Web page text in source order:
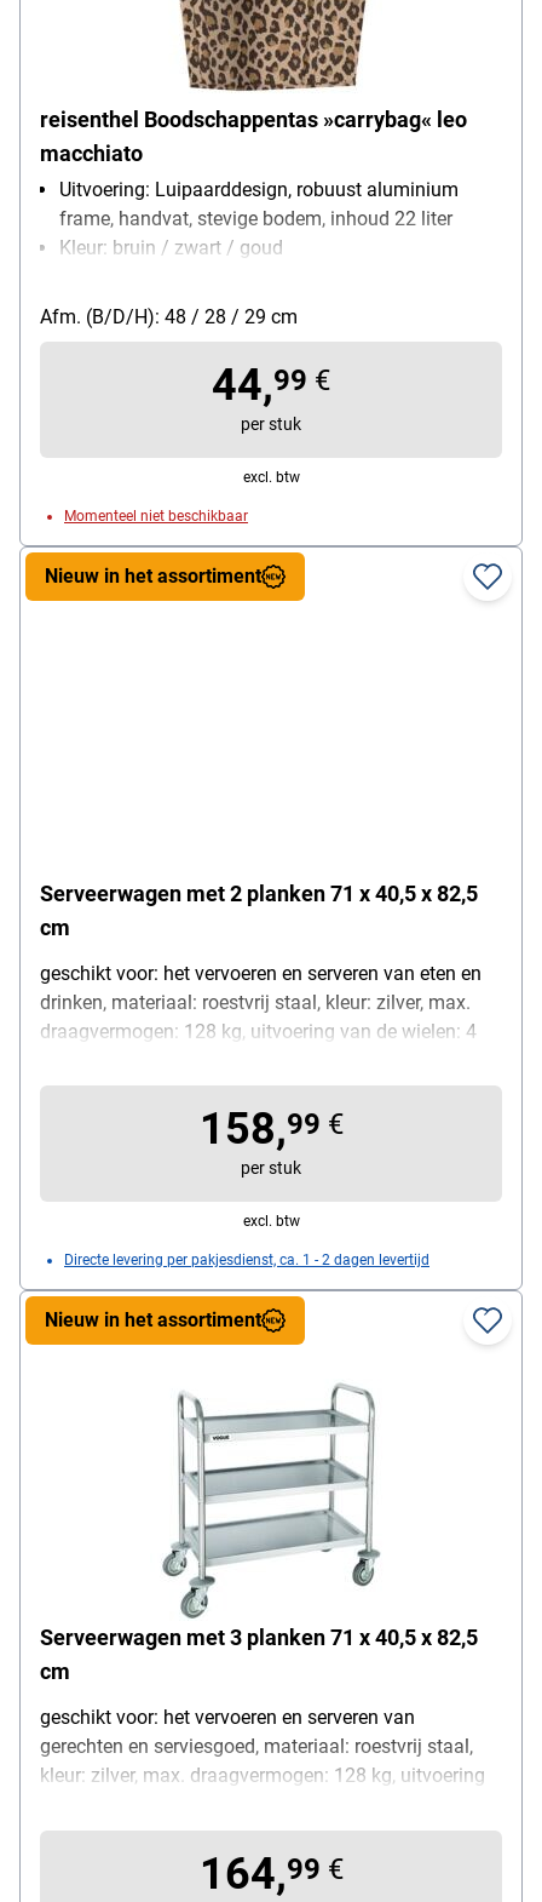
reisenthel Boodschappentas »carrybag« leo
macchiato
Uitvoering: Luipaarddesign, robuust aluminium
frame, handvat, stevige bodem, inhoud 22 liter
Kleur: bruin / zwart / goud
Materiaal: polyester, aluminium lijst
Gewicht: 0.94 kg
Afm. (B/D/H): 48 / 28 / 29 cm
44,99 €
per stuk
excl. btw
Momenteel niet beschikbaar
Serveerwagen met 2 planken 71 x 40,5 x 82,5
cm
geschikt voor: het vervoeren en serveren van eten en
drinken, materiaal: roestvrij staal, kleur: zilver, max.
draagvermogen: 128 kg, uitvoering van de wielen: 4
afmetingen (B/D/H): 71 / 40,5 / 82,5 cm,
leveringsomvang: 1x serveerwagen
Nieuw in het assortiment
158,99 €
per stuk
excl. btw
Directe levering per pakjesdienst, ca. 1 - 2 dagen levertijd
Serveerwagen met 3 planken 71 x 40,5 x 82,5
cm
geschikt voor: het vervoeren en serveren van
gerechten en serviesgoed, materiaal: roestvrij staal,
kleur: zilver, max. draagvermogen: 128 kg, uitvoering
11,8 kg, afmetingen (B/D/H): 71 / 40,5 / 82,5 cm,
leveringsomvang: 1x serveerwagen
Nieuw in het assortiment
164,99 €